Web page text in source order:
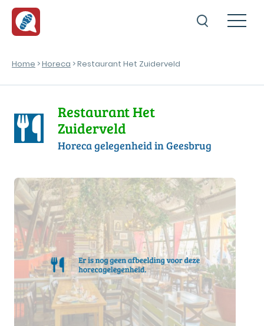
Home >Horeca > Restaurant Het Zuiderveld
Restaurant Het
Zuiderveld
Horeca gelegenheid in Geesbrug